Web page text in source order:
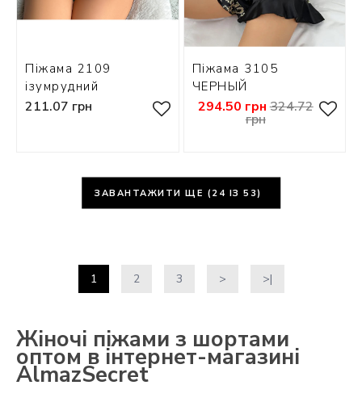
Піжама 2109
ізумрудний
211.07 грн
Піжама 3105
ЧЕРНЫЙ
294.50 грн 324.72
грн
ЗАВАНТАЖИТИ ЩЕ ( 24 ІЗ 53)
1 2 3 > >|
Жіночі піжами з шортами
оптом в інтернет-магазині
AlmazSecret